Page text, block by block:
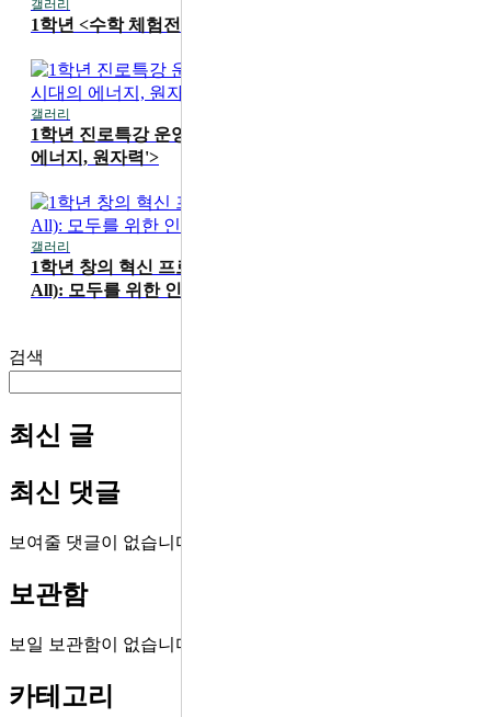
갤러리
1학년 <수학 체험전> 운영
갤러리
1학년 진로특강 운영 <카이스트 성지현 교수 'AI 시대의
에너지, 원자력'>
갤러리
1학년 창의 혁신 프로그램 'HS4A(Human Security for
All): 모두를 위한 인간 안보' 메이커 워크숍
검색
최신 글
최신 댓글
보여줄 댓글이 없습니다.
보관함
보일 보관함이 없습니다.
카테고리